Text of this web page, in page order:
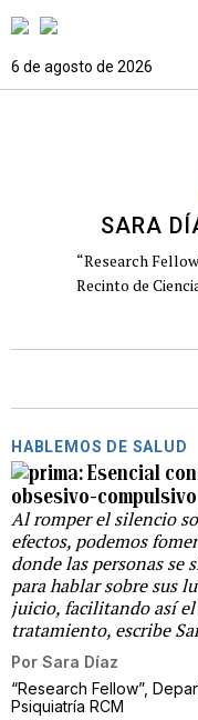
6 de agosto de 2026
SARA
“Research
Recinto de
HABLEMOS DE SALUD
Esencial
obsesivo-compulsivo
Al romper el silencio
efectos, podemos
donde las personas se
para hablar sobre sus
juicio, facilitando así el
tratamiento, escribe
Por Sara Díaz
“Research Fellow”,
Psiquiatría RCM